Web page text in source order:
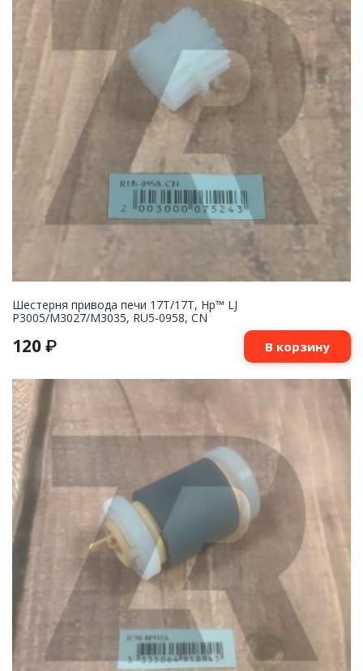
Шестерня привода печи 17T/17T, Hp™ LJ
P3005/M3027/M3035, RU5-0958, CN
120 ₽ В корзину